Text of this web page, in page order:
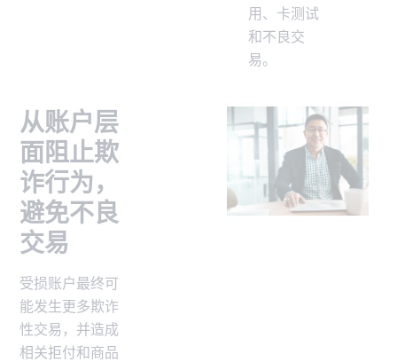
用、卡测试
和不良交
易。
从账户层
面阻止欺
诈行为，
避免不良
交易
受损账户最终可
能发生更多欺诈
性交易，并造成
相关拒付和商品